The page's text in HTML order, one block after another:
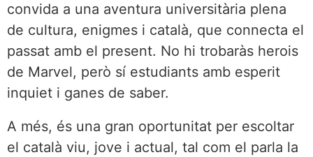
convida a una aventura universitària plena
de cultura, enigmes i català, que connecta el
passat amb el present. No hi trobaràs herois
de Marvel, però sí estudiants amb esperit
inquiet i ganes de saber.
A més, és una gran oportunitat per escoltar
el català viu, jove i actual, tal com el parla la